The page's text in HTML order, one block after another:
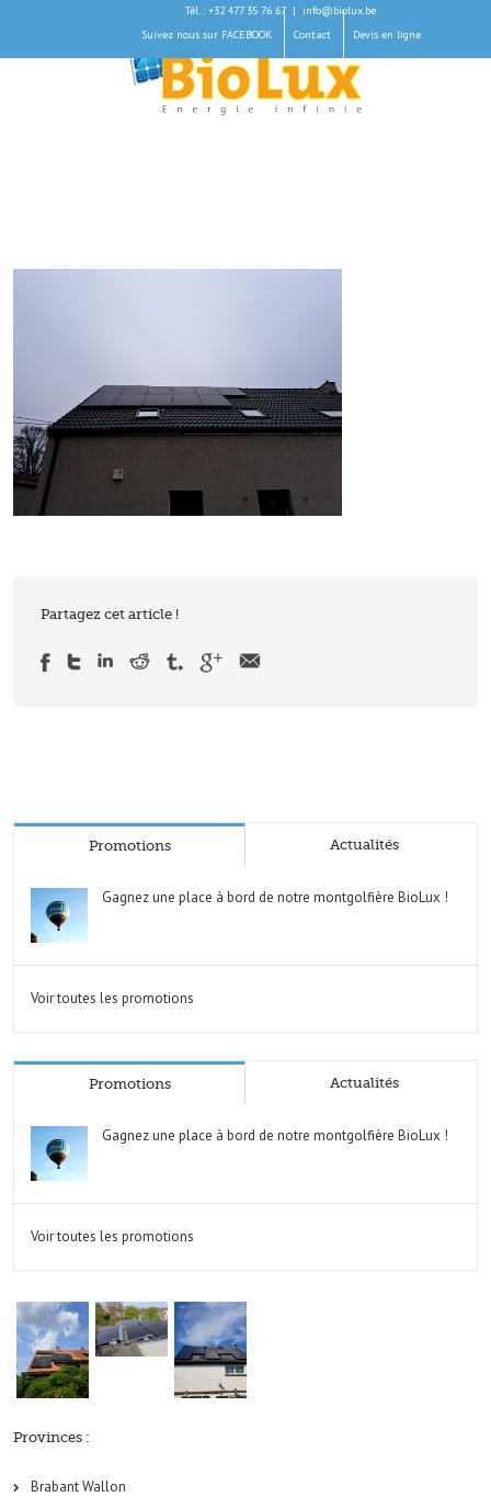
Tél. : +32 477 35 76 67 |
info@biolux.be
Suivez nous sur FACEBOOK
Contact Devis en ligne
Partagez cet article !
Promotions Actualités
Gagnez une place à bord de notre montgolfière BioLux !
Voir toutes les promotions
Promotions Actualités
Gagnez une place à bord de notre montgolfière BioLux !
Voir toutes les promotions
Provinces :
Brabant Wallon